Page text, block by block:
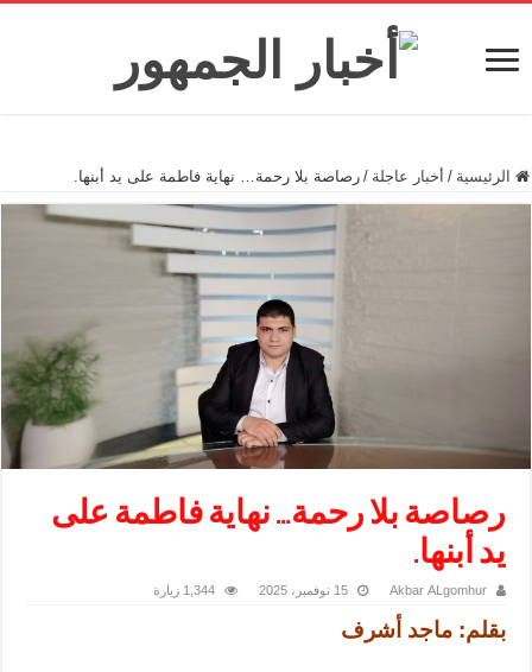
الرئيسية / أخبار عاجلة / رصاصة بلا رحمة… نهاية فاطمة على يد أبنها.
رصاصة بلا رحمة… نهاية فاطمة على
يد أبنها.
Akbar ALgomhur 15 نوفمبر، 2025 1,344 زيارة
بقلم: ماجد أشرف